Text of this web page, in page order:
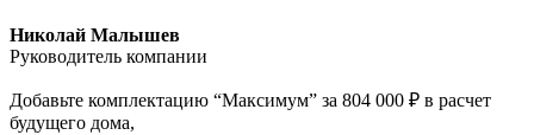
Николай Малышев
Руководитель компании
Добавьте комплектацию “Максимум” за 804 000 ₽ в расчет
будущего дома,